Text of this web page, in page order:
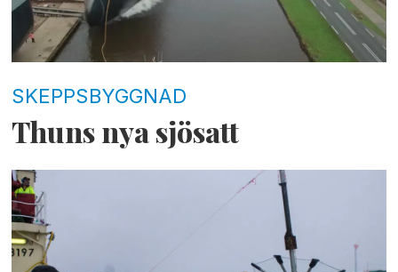
SKEPPSBYGGNAD
Thuns nya sjösatt